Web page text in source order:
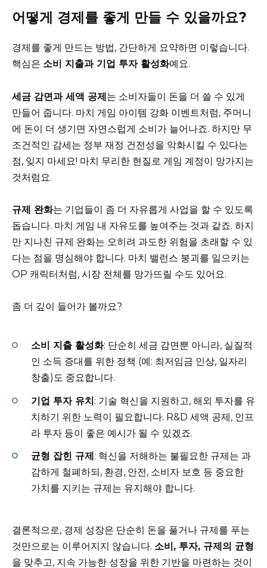
어떻게 경제를 좋게 만들 수 있을까요?
경제를 좋게 만드는 방법, 간단하게 요약하면 이렇습니다.
핵심은 소비 지출과 기업 투자 활성화예요.
세금 감면과 세액 공제는 소비자들이 돈을 더 쓸 수 있게
만들어 줍니다. 마치 게임 아이템 강화 이벤트처럼, 주머니
에 돈이 더 생기면 자연스럽게 소비가 늘어나죠. 하지만 무
조건적인 감세는 정부 재정 건전성을 악화시킬 수 있다는
점, 잊지 마세요! 마치 무리한 현질로 게임 계정이 망가지는
것처럼요.
규제 완화는 기업들이 좀 더 자유롭게 사업을 할 수 있도록
돕습니다. 마치 게임 내 자유도를 높여주는 것과 같죠. 하지
만 지나친 규제 완화는 오히려 과도한 위험을 초래할 수 있
다는 점을 명심해야 합니다. 마치 밸런스 붕괴를 일으키는
OP 캐릭터처럼, 시장 전체를 망가뜨릴 수도 있어요.
좀 더 깊이 들어가 볼까요?
소비 지출 활성화: 단순히 세금 감면뿐 아니라, 실질적
인 소득 증대를 위한 정책 (예: 최저임금 인상, 일자리
창출)도 중요합니다.
기업 투자 유치: 기술 혁신을 지원하고, 해외 투자를 유
치하기 위한 노력이 필요합니다. R&D 세액 공제, 인프
라 투자 등이 좋은 예시가 될 수 있겠죠.
균형 잡힌 규제: 혁신을 저해하는 불필요한 규제는 과
감하게 철폐하되, 환경, 안전, 소비자 보호 등 중요한
가치를 지키는 규제는 유지해야 합니다.
결론적으로, 경제 성장은 단순히 돈을 풀거나 규제를 푸는
것만으로는 이루어지지 않습니다. 소비, 투자, 규제의 균형
을 맞추고, 지속 가능한 성장을 위한 기반을 마련하는 것이